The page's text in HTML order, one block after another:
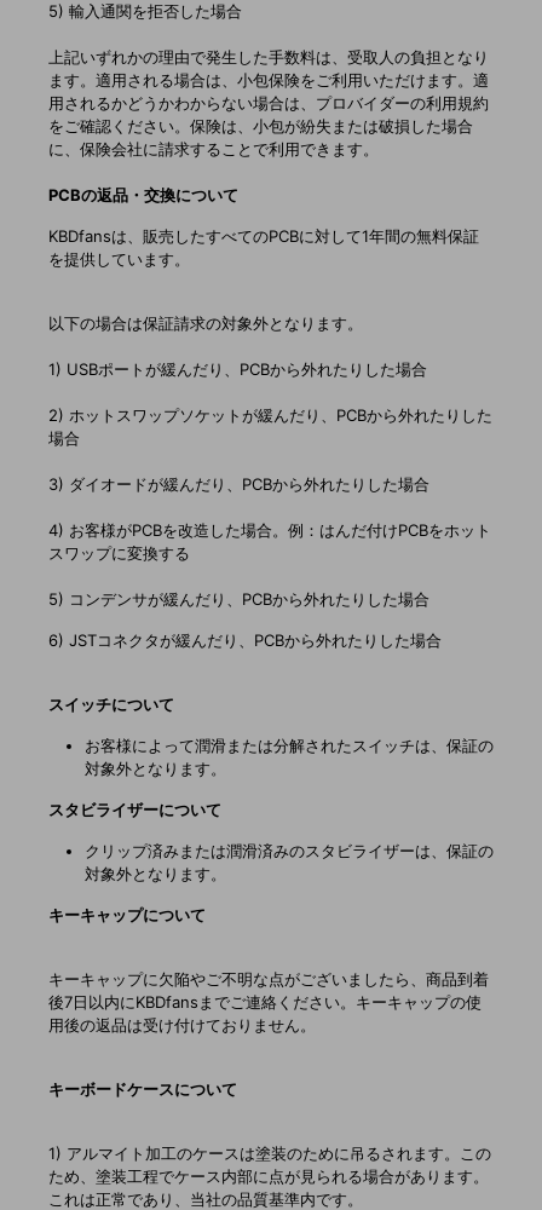
5) 輸入通関を拒否した場合
上記いずれかの理由で発生した手数料は、受取人の負担となり
ます。適用される場合は、小包保険をご利用いただけます。適
用されるかどうかわからない場合は、プロバイダーの利用規約
をご確認ください。保険は、小包が紛失または破損した場合
に、保険会社に請求することで利用できます。
PCBの返品・交換について
KBDfansは、販売したすべてのPCBに対して1年間の無料保証
を提供しています。
以下の場合は保証請求の対象外となります。
1) USBポートが緩んだり、PCBから外れたりした場合
2) ホットスワップソケットが緩んだり、PCBから外れたりした
場合
3) ダイオードが緩んだり、PCBから外れたりした場合
4) お客様がPCBを改造した場合。例：はんだ付けPCBをホット
スワップに変換する
5) コンデンサが緩んだり、PCBから外れたりした場合
6) JSTコネクタが緩んだり、PCBから外れたりした場合
スイッチについて
お客様によって潤滑または分解されたスイッチは、保証の
対象外となります。
スタビライザーについて
クリップ済みまたは潤滑済みのスタビライザーは、保証の
対象外となります。
キーキャップについて
キーキャップに欠陥やご不明な点がございましたら、商品到着
後7日以内にKBDfansまでご連絡ください。キーキャップの使
用後の返品は受け付けておりません。
キーボードケースについて
1) アルマイト加工のケースは塗装のために吊るされます。この
ため、塗装工程でケース内部に点が見られる場合があります。
これは正常であり、当社の品質基準内です。